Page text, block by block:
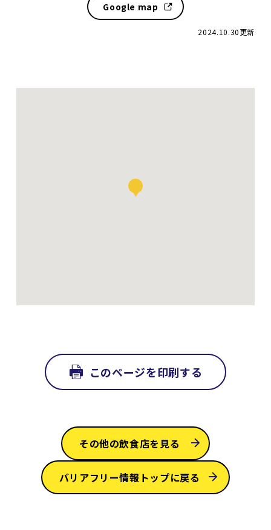
Google map
2024.10.30更新
このページを印刷する
その他の飲食店を見る
バリアフリー情報トップに戻る